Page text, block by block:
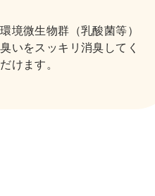
境微生物群（乳酸菌等）
いをスッキリ消臭してく
けます。